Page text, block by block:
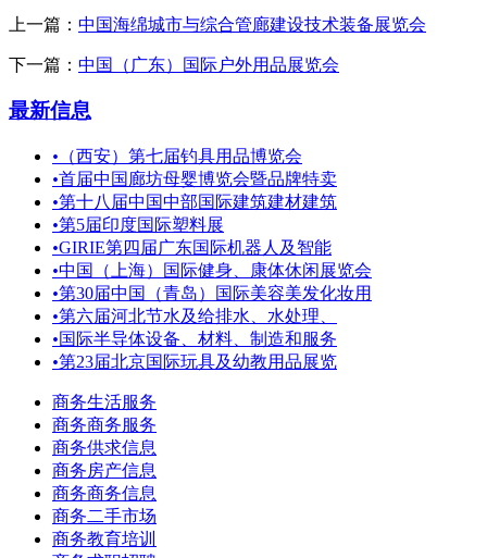
上一篇： 中国海绵城市与综合管廊建设技术装备展览会
下一篇： 中国（广东）国际户外用品展览会
最新信息
• （西安）第七届钓具用品博览会
•首届中国廊坊母婴博览会暨品牌特卖
•第十八届中国中部国际建筑建材建筑
•第5届印度国际塑料展
•GIRIE第四届广东国际机器人及智能
•中国（上海）国际健身、康体休闲展览会
•第30届中国（青岛）国际美容美发化妆用
•第六届河北节水及给排水、水处理、
•国际半导体设备、材料、制造和服务
•第23届北京国际玩具及幼教用品展览
商务生活服务
商务商务服务
商务供求信息
商务房产信息
商务商务信息
商务二手市场
商务教育培训